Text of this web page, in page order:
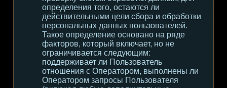
определения того, остаются ли
действительными цели сбора и обработки
персональных данных пользователей.
Такое определение основано на ряде
факторов, который включает, но не
ограничивается следующим:
поддерживает ли Пользователь
отношения с Оператором, выполнены ли
Оператором запросы Пользователя